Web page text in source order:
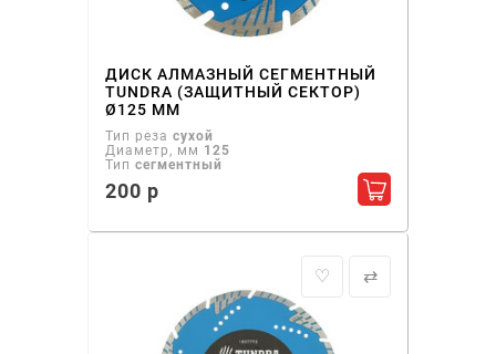
ДИСК АЛМАЗНЫЙ СЕГМЕНТНЫЙ
TUNDRA (ЗАЩИТНЫЙ СЕКТОР)
Ø125 ММ
Тип реза сухой
Диаметр, мм 125
Тип сегментный
200 р Добавить в
♡ ⇄